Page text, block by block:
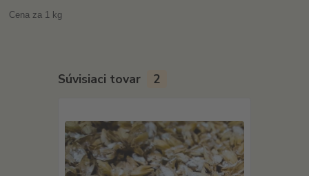
Cena za 1 kg
Súvisiaci tovar 2